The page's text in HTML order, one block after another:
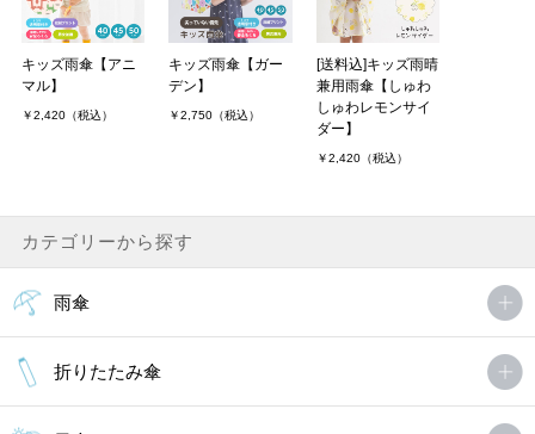
キッズ雨傘【アニ
マル】
￥2,420（税込）
キッズ雨傘【ガー
デン】
￥2,750（税込）
[送料込]キッズ雨晴
兼用雨傘【しゅわ
しゅわレモンサイ
ダー】
￥2,420（税込）
カテゴリーから探す
雨傘
折りたたみ傘